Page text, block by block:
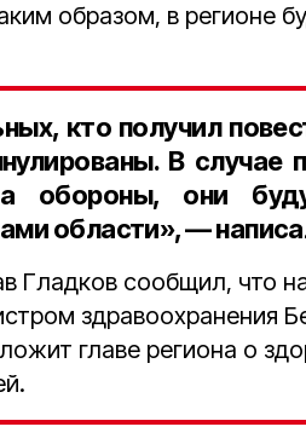
образом, в регионе
кто получил
В случае
обороны, они
области», —
Гладков сообщил, что
здравоохранения
главе региона о